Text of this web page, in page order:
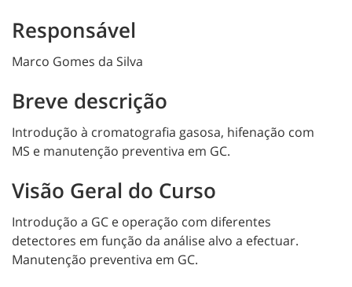
Responsável
Marco Gomes da Silva
Breve descrição
Introdução à cromatografia gasosa, hifenação com
MS e manutenção preventiva em GC.
Visão Geral do Curso
Introdução a GC e operação com diferentes
detectores em função da análise alvo a efectuar.
Manutenção preventiva em GC.